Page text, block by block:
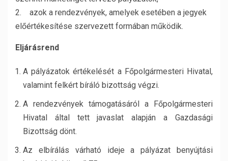
2. azok a rendezvények, amelyek esetében a jegyek
előértékesítése szervezett formában működik.
Eljárásrend
A pályázatok értékelését a Főpolgármesteri Hivatal,
valamint felkért bíráló bizottság végzi.
A rendezvények támogatásáról a Főpolgármesteri
Hivatal által tett javaslat alapján a Gazdasági
Bizottság dönt.
Az elbírálás várható ideje a pályázat benyújtási